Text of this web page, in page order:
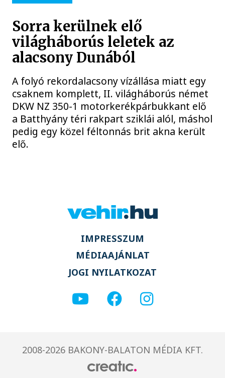
Sorra kerülnek elő
világháborús leletek az
alacsony Dunából
A folyó rekordalacsony vízállása miatt egy
csaknem komplett, II. világháborús német
DKW NZ 350-1 motorkerékpárbukkant elő
a Batthyány téri rakpart sziklái alól, máshol
pedig egy közel féltonnás brit akna került
elő.
IMPRESSZUM
MÉDIAAJÁNLAT
JOGI NYILATKOZAT
2008-2026 BAKONY-BALATON MÉDIA KFT.